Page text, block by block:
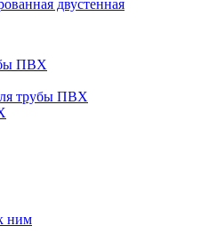
двустенная
ПВХ
трубы ПВХ
ним